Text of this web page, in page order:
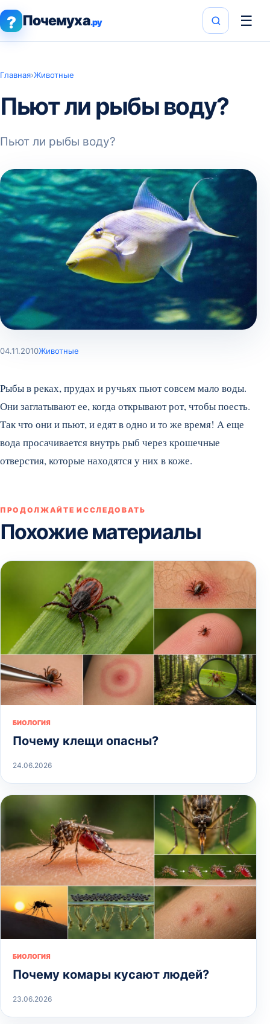
? Почемуха.ру ☰
Главная›Животные
Пьют ли рыбы воду?
Пьют ли рыбы воду?
04.11.2010Животные
Рыбы в реках, прудах и ручьях пьют совсем мало воды.
Они заглатывают ее, когда открывают рот, чтобы поесть.
Так что они и пьют, и едят в одно и то же время! А еще
вода просачивается внутрь рыб через крошечные
отверстия, которые находятся у них в коже.
ПРОДОЛЖАЙТЕ ИССЛЕДОВАТЬ
Похожие материалы
БИОЛОГИЯ
Почему клещи опасны?
24.06.2026
БИОЛОГИЯ
Почему комары кусают людей?
23.06.2026